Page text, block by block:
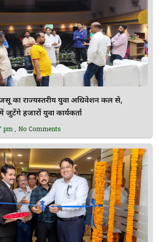
का राज्यस्तरीय युवा अधिवेशन कल से,
जुटेंगे हजारों युवा कार्यकर्ता
pm No Comments